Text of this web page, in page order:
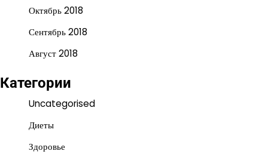
Октябрь 2018
Сентябрь 2018
Август 2018
Категории
Uncategorised
Диеты
Здоровье